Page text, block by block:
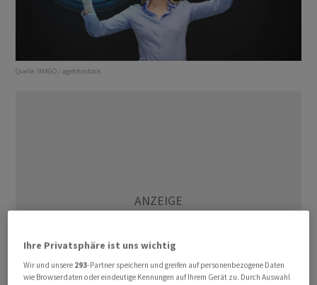
Quelle: IMAGO / agefotostock
Ihre Privatsphäre ist uns wichtig
Wir und unsere 293-Partner speichern und greifen auf personenbezogene Daten
wie Browserdaten oder eindeutige Kennungen auf Ihrem Gerät zu. Durch Auswahl